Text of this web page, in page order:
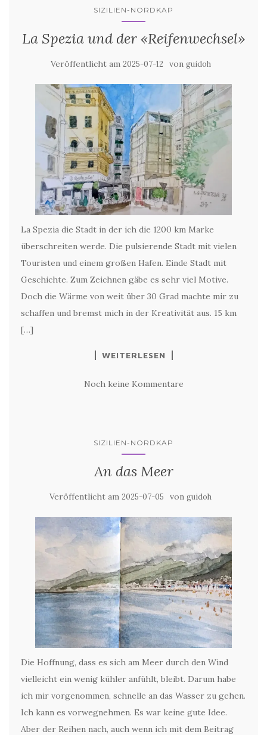
SIZILIEN-NORDKAP
La Spezia und der «Reifenwechsel»
Veröffentlicht am 2025-07-12 von guidoh
La Spezia die Stadt in der ich die 1200 km Marke
überschreiten werde. Die pulsierende Stadt mit vielen
Touristen und einem großen Hafen. Einde Stadt mit
Geschichte. Zum Zeichnen gäbe es sehr viel Motive.
Doch die Wärme von weit über 30 Grad machte mir zu
schaffen und bremst mich in der Kreativität aus. 15 km
[…]
WEITERLESEN
Noch keine Kommentare
SIZILIEN-NORDKAP
An das Meer
Veröffentlicht am 2025-07-05 von guidoh
Die Hoffnung, dass es sich am Meer durch den Wind
vielleicht ein wenig kühler anfühlt, bleibt. Darum habe
ich mir vorgenommen, schnelle an das Wasser zu gehen.
Ich kann es vorwegnehmen. Es war keine gute Idee.
Aber der Reihen nach, auch wenn ich mit dem Beitrag